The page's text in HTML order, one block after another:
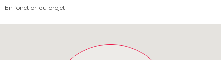
En fonction du projet